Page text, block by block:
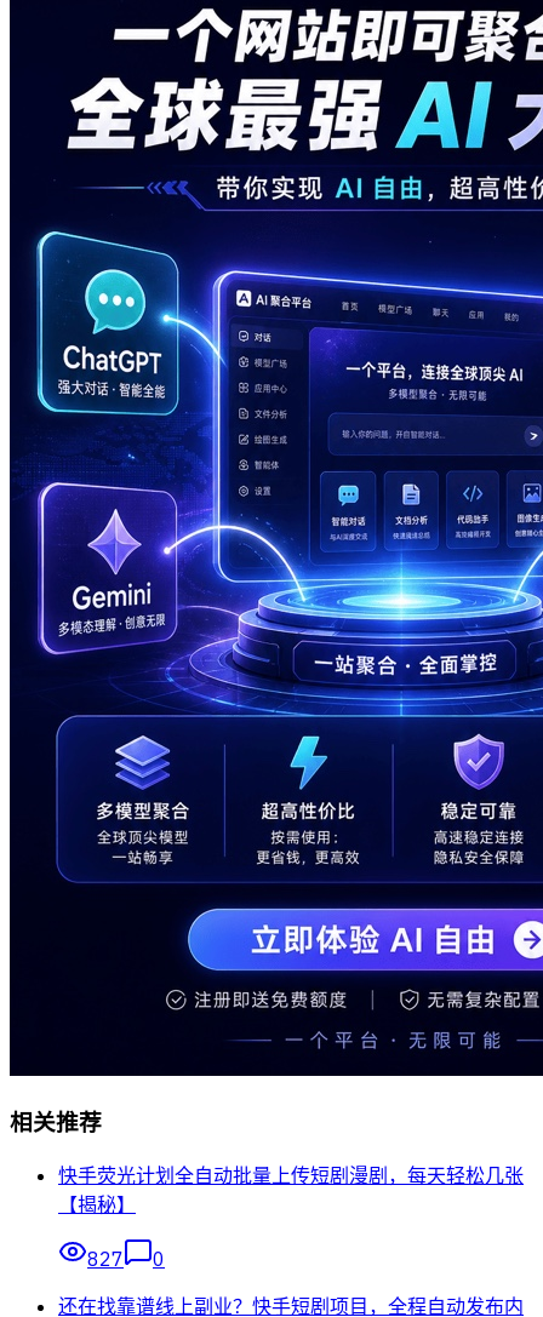
相关推荐
快手荧光计划全自动批量上传短剧漫剧，每天轻松几张
【揭秘】
827
0
还在找靠谱线上副业？快手短剧项目，全程自动发布内